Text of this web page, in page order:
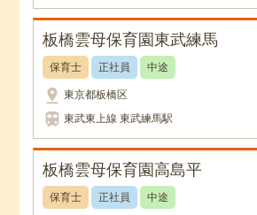
板橋雲母保育園東武練馬
保育士 正社員 中途
pin_drop 東京都板橋区
train 東武東上線 東武練馬駅
板橋雲母保育園高島平
保育士 正社員 中途